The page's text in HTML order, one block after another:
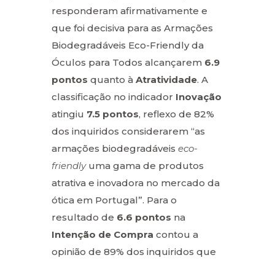
responderam afirmativamente e
que foi decisiva para as Armações
Biodegradáveis Eco-Friendly da
Óculos para Todos alcançarem 6.9
pontos quanto à Atratividade. A
classificação no indicador Inovação
atingiu 7.5 pontos, reflexo de 82%
dos inquiridos considerarem “as
armações biodegradáveis eco-
friendlyuma gama de produtos
atrativa e inovadora no mercado da
ótica em Portugal”. Para o
resultado de 6.6 pontos na
Intenção de Compra contou a
opinião de 89% dos inquiridos que